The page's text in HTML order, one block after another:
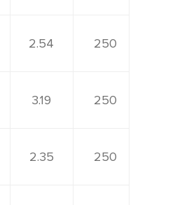
2.54 250
3.19 250
2.35 250